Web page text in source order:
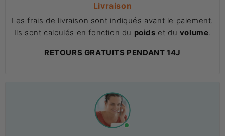
Livraison
Les frais de livraison sont indiqués avant le paiement.
Ils sont calculés en fonction du poids et du volume
RETOURS GRATUITS PENDANT 14J